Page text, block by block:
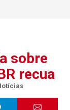
sobre
recua